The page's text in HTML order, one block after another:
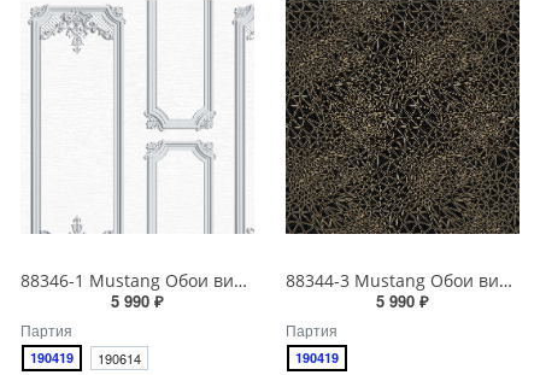
88346-1 Mustang Обои виниловые на бумажной основе 1.06*15.6
5 990 ₽
Партия
190419 190614
88344-3 Mustang Обои виниловые на бумажной основе 1.06*15.6
5 990 ₽
Партия
190419